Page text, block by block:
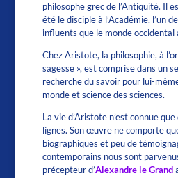
philosophe grec de l’Antiquité. Il
été le disciple à l’Académie, l’un
influents que le monde occidental
Chez Aristote, la philosophie, à
sagesse », est comprise dans un
recherche du savoir pour lui-
monde et science des sciences.
La vie d’Aristote n’est connue
lignes. Son œuvre ne comporte
biographiques et peu de
contemporains nous sont
précepteur d’Alexandre le Grand